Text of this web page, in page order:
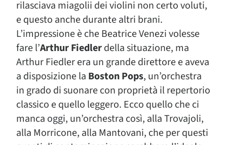
rilasciava miagolii dei violini non certo voluti,
e questo anche durante altri brani.
L’impressione è che Beatrice Venezi volesse
fare l’Arthur Fiedlerdella situazione, ma
Arthur Fiedler era un grande direttore e aveva
a disposizione la Boston Pops, un’orchestra
in grado di suonare con proprietà il repertorio
classico e quello leggero. Ecco quello che ci
manca oggi, un’orchestra così, alla Trovajoli,
alla Morricone, alla Mantovani, che per questi